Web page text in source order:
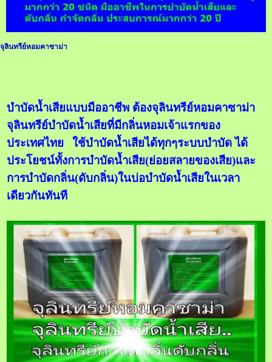
จุลินทรีย์หอมคาซาม่า
บำบัดน้ำเสียแบบมืออาชีพ ต้องจุลินทรีย์หอมคาซาม่า
จุลินทรีย์บำบัดน้ำเสียที่มีกลิ่นหอมเจ้าแรกของ
ประเทศไทย
ใช้บำบัดน้ำเสียได้ทุกๆระบบบำบัด ได้
ประโยชน์ทั้งการบำบัดน้ำเสีย(ย่อยสลายของเสีย)และ
การบำบัดกลิ่น(ดับกลิ่น)ในบ่อบำบัดน้ำเสียในเวลา
เดียวกันทันที